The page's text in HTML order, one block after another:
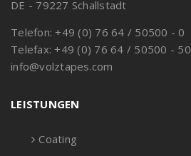
DE - 79227 Schallstadt
Telefon: +49 (0) 76 64 / 50500 - 0
Telefax: +49 (0) 76 64 / 50500 - 50
info@volztapes.com
LEISTUNGEN
Coating